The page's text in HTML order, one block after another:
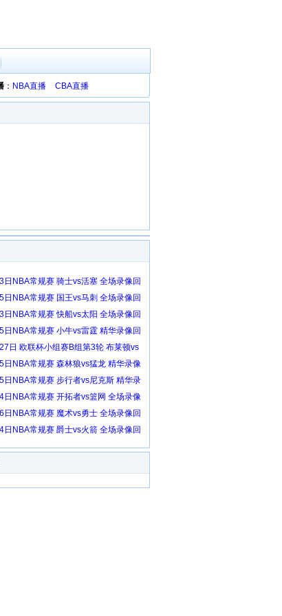
： NBA直播 CBA直播
日NBA常规赛 骑士vs活塞 全场录像回
日NBA常规赛 国王vs马刺 全场录像回
日NBA常规赛 快船vs太阳 全场录像回
日NBA常规赛 小牛vs雷霆 精华录像回
日 欧联杯小组赛B组第3轮 布莱顿vs
录像回放
日NBA常规赛 森林狼vs猛龙 精华录像
日NBA常规赛 步行者vs尼克斯 精华录
日NBA常规赛 开拓者vs篮网 全场录像
日NBA常规赛 魔术vs勇士 全场录像回
日NBA常规赛 爵士vs火箭 全场录像回